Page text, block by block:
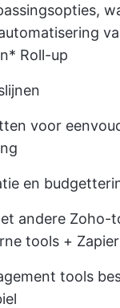
* Roll-up
voor
en
andere Zoho-
tools + Zapier
tools